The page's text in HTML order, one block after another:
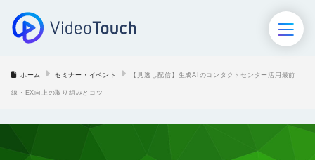
ホーム セミナー・イベント 【見逃し配信】生成AIのコンタクトセンター活用最前
線・EX向上の取り組みとコツ